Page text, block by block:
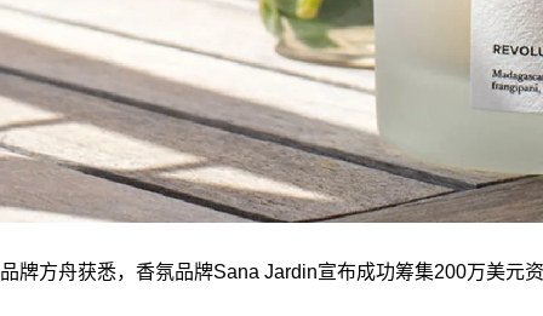
品牌方舟获悉，香氛品牌Sana Jardin宣布成功筹集200万美元